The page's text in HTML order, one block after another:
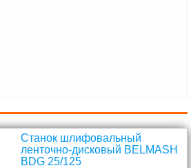
Станок шлифовальный
ленточно-дисковый BELMASH
BDG 25/125